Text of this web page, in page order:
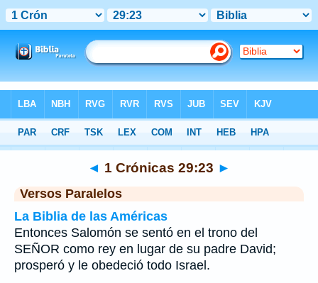
>1 Crónicas Capítulo 29 > Verso 23
◄ 1 Crónicas 29:23 ►
Versos Paralelos
La Biblia de las Américas
Entonces Salomón se sentó en el trono del
SEÑOR como rey en lugar de su padre David;
prosperó y le obedeció todo Israel.